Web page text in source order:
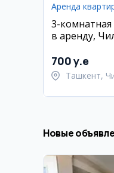
Аренда
3-
в аренду,
700 y.e
Ташкент,
Новые